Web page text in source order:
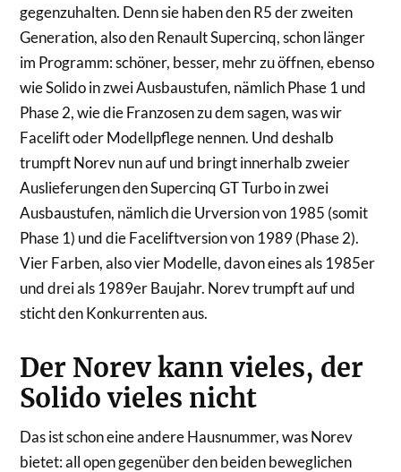
gegenzuhalten. Denn sie haben den R5 der zweiten
Generation, also den Renault Supercinq, schon länger
im Programm: schöner, besser, mehr zu öffnen, ebenso
wie Solido in zwei Ausbaustufen, nämlich Phase 1 und
Phase 2, wie die Franzosen zu dem sagen, was wir
Facelift oder Modellpflege nennen. Und deshalb
trumpft Norev nun auf und bringt innerhalb zweier
Auslieferungen den Supercinq GT Turbo in zwei
Ausbaustufen, nämlich die Urversion von 1985 (somit
Phase 1) und die Faceliftversion von 1989 (Phase 2).
Vier Farben, also vier Modelle, davon eines als 1985er
und drei als 1989er Baujahr. Norev trumpft auf und
sticht den Konkurrenten aus.
Der Norev kann vieles, der
Solido vieles nicht
Das ist schon eine andere Hausnummer, was Norev
bietet: all open gegenüber den beiden beweglichen